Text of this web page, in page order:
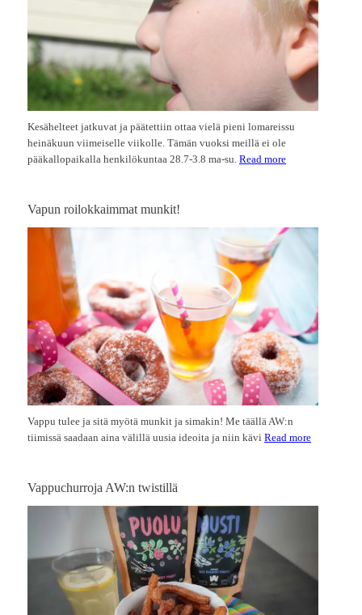
Kesähelteet jatkuvat ja päätettiin ottaa vielä pieni lomareissu
heinäkuun viimeiselle viikolle. Tämän vuoksi meillä ei ole
pääkallopaikalla henkilökuntaa 28.7-3.8 ma-su. Read more
Vapun roilokkaimmat munkit!
Vappu tulee ja sitä myötä munkit ja simakin! Me täällä AW:n
tiimissä saadaan aina välillä uusia ideoita ja niin kävi Read more
Vappuchurroja AW:n twistillä